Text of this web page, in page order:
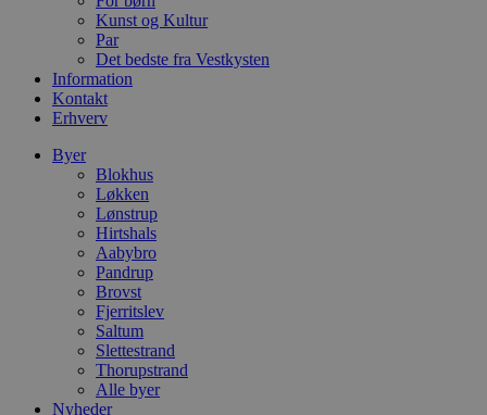
Kunst og Kultur
Par
Det bedste fra Vestkysten
Information
Kontakt
Erhverv
Byer
Blokhus
Løkken
Lønstrup
Hirtshals
Aabybro
Pandrup
Brovst
Fjerritslev
Saltum
Slettestrand
Thorupstrand
Alle byer
Nyheder